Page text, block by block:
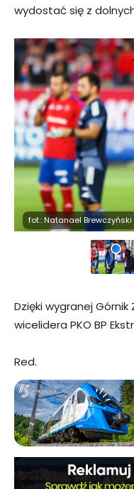
wydostać się z
fot.: Natanael Brewczyński
Dzięki wygranej
wicelidera PKO BP
Red.